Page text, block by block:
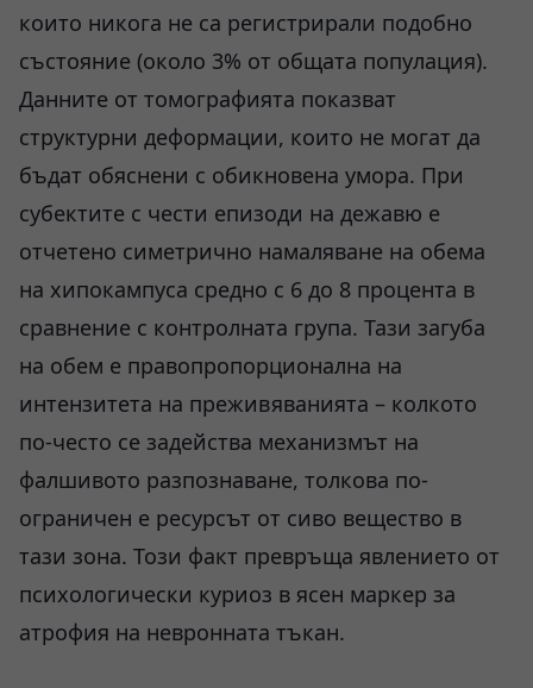
които никога не са регистрирали подобно
състояние (около 3% от общата популация).
Данните от томографията показват
структурни деформации, които не могат да
бъдат обяснени с обикновена умора. При
субектите с чести епизоди на дежавю е
отчетено симетрично намаляване на обема
на хипокампуса средно с 6 до 8 процента в
сравнение с контролната група. Тази загуба
на обем е правопропорционална на
интензитета на преживяванията – колкото
по-често се задейства механизмът на
фалшивото разпознаване, толкова по-
ограничен е ресурсът от сиво вещество в
тази зона. Този факт превръща явлението от
психологически куриоз в ясен маркер за
атрофия на невронната тъкан.